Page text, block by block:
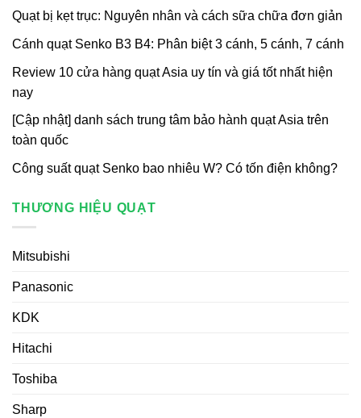
Quạt bị kẹt trục: Nguyên nhân và cách sữa chữa đơn giản
Cánh quạt Senko B3 B4: Phân biệt 3 cánh, 5 cánh, 7 cánh
Review 10 cửa hàng quạt Asia uy tín và giá tốt nhất hiện
nay
[Cập nhật] danh sách trung tâm bảo hành quạt Asia trên
toàn quốc
Công suất quạt Senko bao nhiêu W? Có tốn điện không?
THƯƠNG HIỆU QUẠT
Mitsubishi
Panasonic
KDK
Hitachi
Toshiba
Sharp